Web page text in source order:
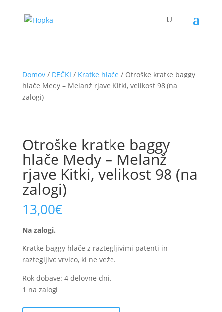
Domov/ DEČKI / Kratke hlače / Otroške kratke baggy
hlače Medy – Melanž rjave Kitki, velikost 98 (na
zalogi)
Otroške kratke baggy
hlače Medy – Melanž
rjave Kitki, velikost 98 (na
zalogi)
13,00€
Na zalogi.
Kratke baggy hlače z raztegljivimi patenti in
raztegljivo vrvico, ki ne veže.
Rok dobave: 4 delovne dni.
1 na zalogi